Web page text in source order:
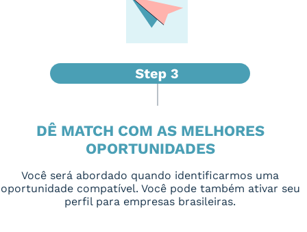
DÊ MATCH COM AS MELHORES
OPORTUNIDADES
Você será abordado quando identificarmos uma
oportunidade compatível. Você pode também ativar seu
perfil para empresas brasileiras.